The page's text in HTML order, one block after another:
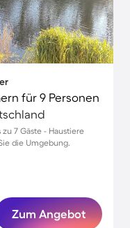
für 9 Personen
7 Gäste - Haustiere
die Umgebung.
Zum Angebot